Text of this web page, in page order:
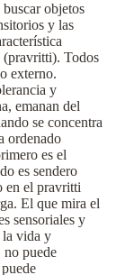
objetos
y las
(pravritti). Todos
externo.
y
emanan del
se concentra
ordenado
es el
es sendero
en el pravritti
El que mira el
sensoriales y
la vida y
no puede